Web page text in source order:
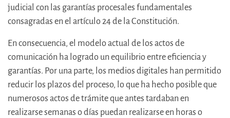
judicial con las garantías procesales fundamentales
consagradas en el artículo 24 de la Constitución.
En consecuencia, el modelo actual de los actos de
comunicación ha logrado un equilibrio entre eficiencia y
garantías. Por una parte, los medios digitales han permitido
reducir los plazos del proceso, lo que ha hecho posible que
numerosos actos de trámite que antes tardaban en
realizarse semanas o días puedan realizarse en horas o